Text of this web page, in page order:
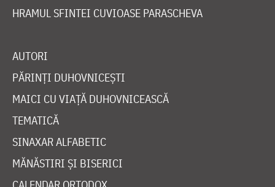
HRAMUL SFINTEI CUVIOASE PARASCHEVA
AUTORI
PĂRINȚI DUHOVNICEȘTI
MAICI CU VIAȚĂ DUHOVNICEASCĂ
TEMATICĂ
SINAXAR ALFABETIC
MĂNĂSTIRI ȘI BISERICI